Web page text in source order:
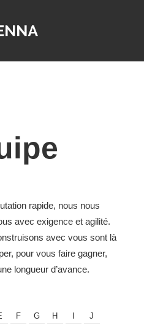
rapide, nous nous
avec exigence et agilité.
avec vous sont là
pour vous faire gagner,
longueur d’avance.
F G H J